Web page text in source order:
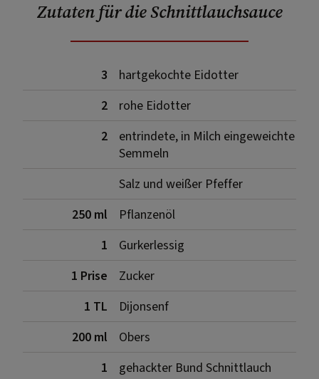
Zutaten für die Schnittlauchsauce
3
hartgekochte Eidotter
2
rohe Eidotter
2
entrindete, in Milch eingeweichte
Semmeln
Salz und weißer Pfeffer
250 ml
Pflanzenöl
1
Gurkerlessig
1 Prise
Zucker
1 TL
Dijonsenf
200 ml
Obers
1
gehackter Bund Schnittlauch